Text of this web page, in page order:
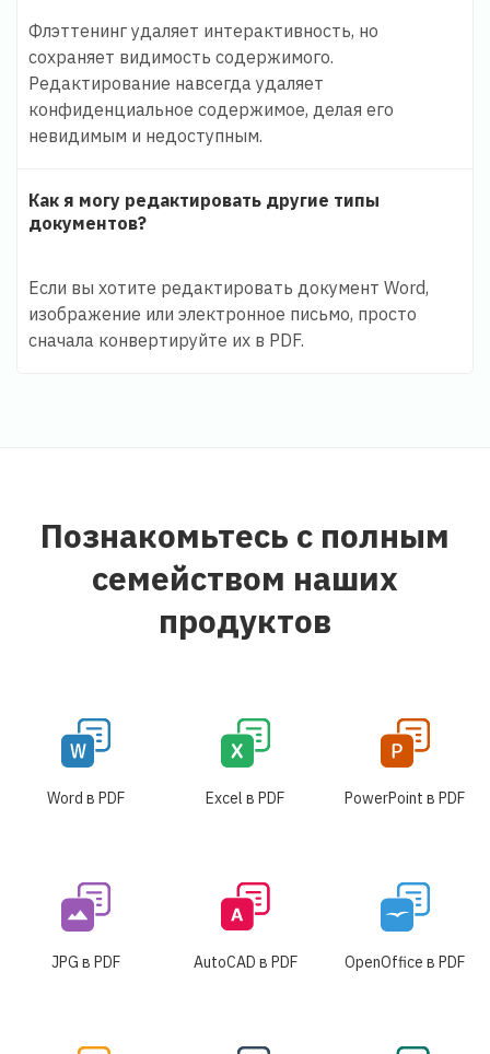
Флэттенинг удаляет интерактивность, но
сохраняет видимость содержимого.
Редактирование навсегда удаляет
конфиденциальное содержимое, делая его
невидимым и недоступным.
Как я могу редактировать другие типы
документов?
Если вы хотите редактировать документ Word,
изображение или электронное письмо, просто
сначала конвертируйте их в PDF.
Познакомьтесь с полным
семейством наших
продуктов
Word в PDF Excel в PDF PowerPoint в PDF
JPG в PDF AutoCAD в PDF OpenOffice в PDF